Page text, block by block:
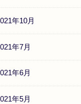
年10月
年7月
年6月
年5月